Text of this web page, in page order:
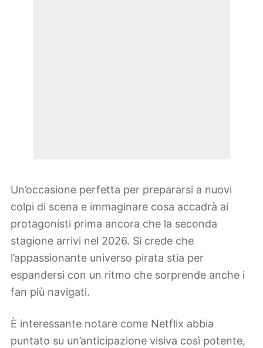
Un’occasione perfetta per prepararsi a nuovi
colpi di scena e immaginare cosa accadrà ai
protagonisti prima ancora che la seconda
stagione arrivi nel 2026. Si crede che
l’appassionante universo pirata stia per
espandersi con un ritmo che sorprende anche i
fan più navigati.
È interessante notare come Netflix abbia
puntato su un’anticipazione visiva così potente,